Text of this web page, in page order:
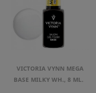
VICTORIA VYNN MEGA
BASE MILKY WH., 8 ML.